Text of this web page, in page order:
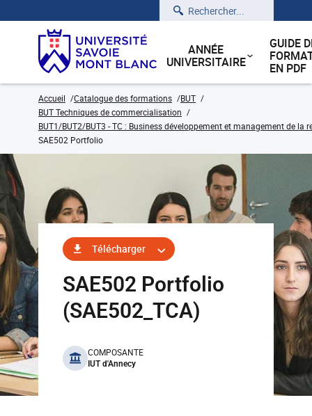
Rechercher
ANNÉE
UNIVERSITAIRE
GUIDE
EN PDF
Accueil Catalogue des formations
BUT
BUT Techniques de commercialisation
BUT1/BUT2/BUT3 - TC : Business développement et management de la
SAE502 Portfolio
Télécharger
SAE502 Portfolio
(SAE502_TCA)
benefits
COMPOSANTE
IUT d'Annecy